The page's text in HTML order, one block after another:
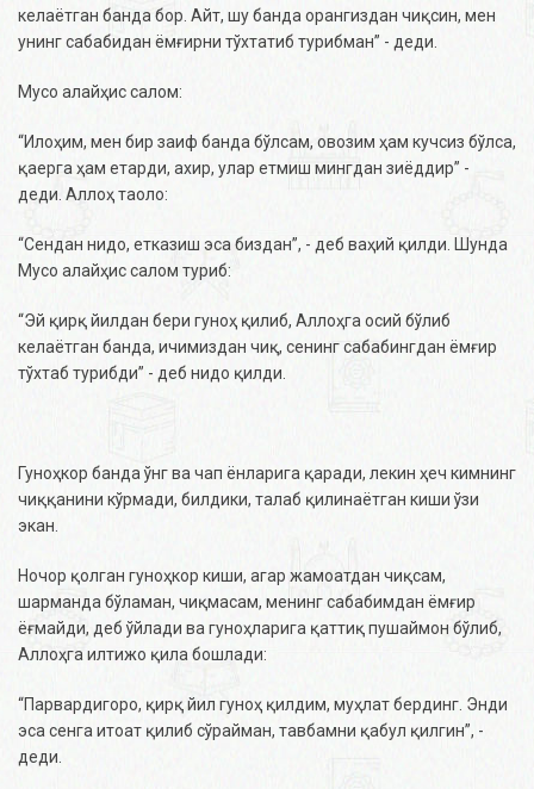
келаётган банда бор. Айт, шу банда орангиздан чиқсин, мен
унинг сабабидан ёмғирни тўхтатиб турибман” - деди.
Мусо алайҳис салом:
“Илоҳим, мен бир заиф банда бўлсам, овозим ҳам кучсиз бўлса,
қаерга ҳам етарди, ахир, улар етмиш мингдан зиёддир” -
деди. Аллоҳ таоло:
“Сендан нидо, етказиш эса биздан”, - деб ваҳий қилди. Шунда
Мусо алайҳис салом туриб:
“Эй қирқ йилдан бери гуноҳ қилиб, Аллоҳга осий бўлиб
келаётган банда, ичимиздан чиқ, сенинг сабабингдан ёмғир
тўхтаб турибди” - деб нидо қилди.
Гуноҳкор банда ўнг ва чап ёнларига қаради, лекин ҳеч кимнинг
чиққанини кўрмади, билдики, талаб қилинаётган киши ўзи
экан.
Ночор қолган гуноҳкор киши, агар жамоатдан чиқсам,
шарманда бўламан, чиқмасам, менинг сабабимдан ёмғир
ёғмайди, деб ўйлади ва гуноҳларига қаттиқ пушаймон бўлиб,
Аллоҳга илтижо қила бошлади:
“Парвардигоро, қирқ йил гуноҳ қилдим, муҳлат бердинг. Энди
эса сенга итоат қилиб сўрайман, тавбамни қабул қилгин”, -
деди.